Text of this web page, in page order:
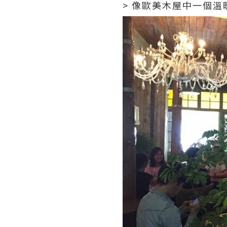
> 像歐美木屋中一個溫